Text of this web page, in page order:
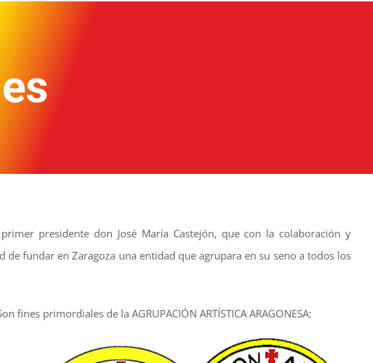
presidente don José María Castejón, que con la colaboración y
fundar en Zaragoza una entidad que agrupara en su seno a todos los
primordiales de la AGRUPACIÓN ARTÍSTICA ARAGONESA: